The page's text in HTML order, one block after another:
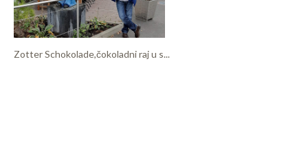
Zotter Schokolade,čokoladni raj u s...